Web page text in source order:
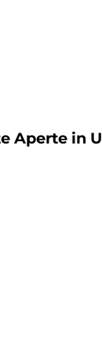
Aperte in